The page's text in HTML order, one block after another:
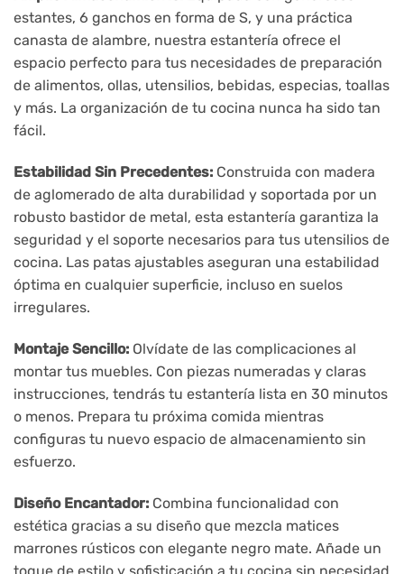
estantes, 6 ganchos en forma de S, y una práctica
canasta de alambre, nuestra estantería ofrece el
espacio perfecto para tus necesidades de preparación
de alimentos, ollas, utensilios, bebidas, especias, toallas
y más. La organización de tu cocina nunca ha sido tan
fácil.
Estabilidad Sin Precedentes: Construida con madera
de aglomerado de alta durabilidad y soportada por un
robusto bastidor de metal, esta estantería garantiza la
seguridad y el soporte necesarios para tus utensilios de
cocina. Las patas ajustables aseguran una estabilidad
óptima en cualquier superficie, incluso en suelos
irregulares.
Montaje Sencillo: Olvídate de las complicaciones al
montar tus muebles. Con piezas numeradas y claras
instrucciones, tendrás tu estantería lista en 30 minutos
o menos. Prepara tu próxima comida mientras
configuras tu nuevo espacio de almacenamiento sin
esfuerzo.
Diseño Encantador: Combina funcionalidad con
estética gracias a su diseño que mezcla matices
marrones rústicos con elegante negro mate. Añade un
toque de estilo y sofisticación a tu cocina sin necesidad